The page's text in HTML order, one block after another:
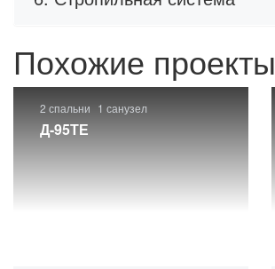
Похожие проекты
2 спальни 1 санузел
Д-95ТЕ